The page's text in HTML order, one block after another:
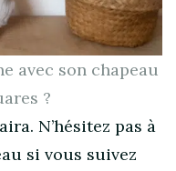
avec son chapeau
?
N’hésitez pas à
si vous suivez